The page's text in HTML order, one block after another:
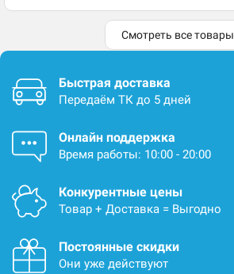
Смотреть все товары
Быстрая доставка
Передаём ТК до 5 дней
Онлайн поддержка
Время работы: 10:00 - 20:00
Конкурентные цены
Товар + Доставка = Выгодно
Постоянные скидки
Они уже действуют